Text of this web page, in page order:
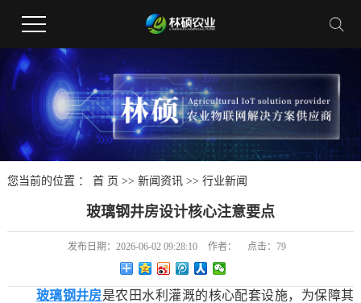
您当前的位置 ： 首 页 >> 新闻资讯>> 行业新闻
玻璃钢井房设计核心注意要点
发布日期： 2026-06-02 09:28:10 作者： 点击： 79
玻璃钢井房是农田水利灌溉的核心配套设施，为保障其